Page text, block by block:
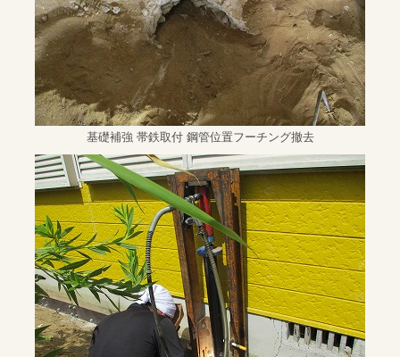
基礎補強 帯鉄取付 鋼管位置フーチング撤去